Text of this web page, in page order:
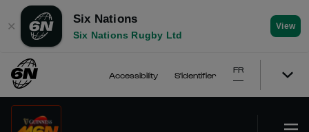
✕
Six Nations
Six Nations Rugby Ltd
View
Accessibility S'identifier
FR